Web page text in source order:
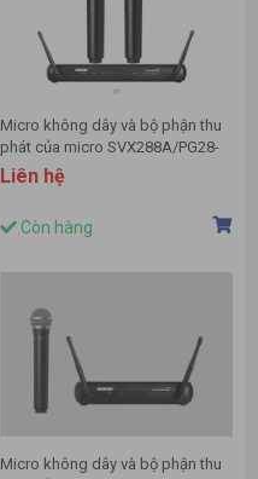
Micro không dây và bộ phận thu
phát của micro SVX288A/PG28-
H14 hiệu Shure
Liên hệ
Còn hàng
Micro không dây và bộ phận thu